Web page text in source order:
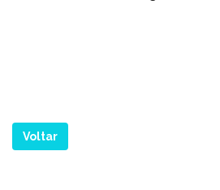
Voltar